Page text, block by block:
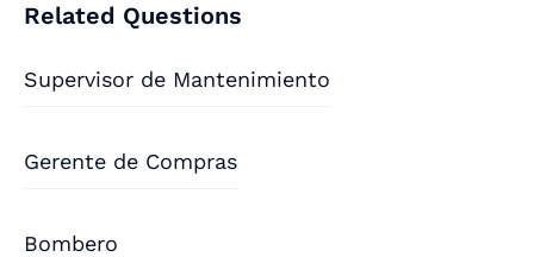
Related Questions
Supervisor de Mantenimiento
Gerente de Compras
Bombero